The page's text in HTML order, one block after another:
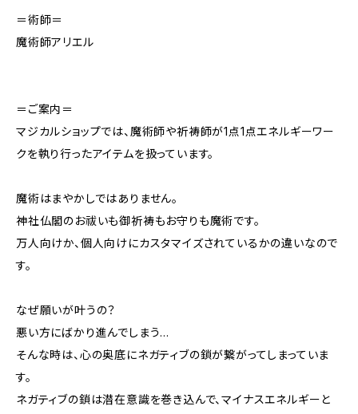
＝術師＝
魔術師アリエル
＝ご案内＝
マジカルショップでは、魔術師や祈祷師が1点1点エネルギーワー
クを執り行ったアイテムを扱っています。
魔術はまやかしではありません。
神社仏閣のお祓いも御祈祷もお守りも魔術です。
万人向けか、個人向けにカスタマイズされているかの違いなので
す。
なぜ願いが叶うの？
悪い方にばかり進んでしまう…
そんな時は、心の奥底にネガティブの鎖が繋がってしまっていま
す。
ネガティブの鎖は潜在意識を巻き込んで、マイナスエネルギーと